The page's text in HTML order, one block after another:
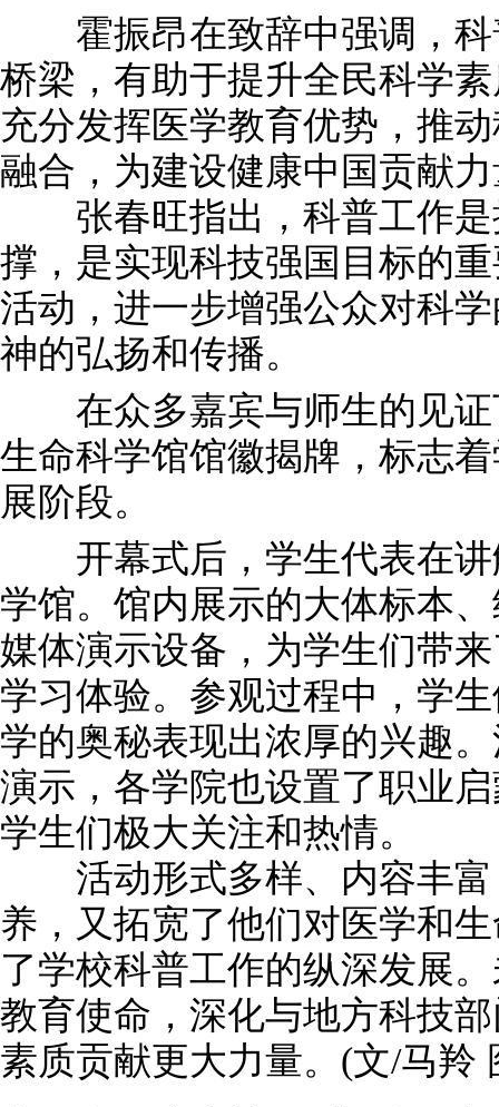
霍振昂在致辞中强调，科
桥梁，有助于提升全民科学
充分发挥医学教育优势，推
融合，为建设健康中国贡献
张春旺指出，科普工作是
撑，是实现科技强国目标的
活动，进一步增强公众对科
神的弘扬和传播。
在众多嘉宾与师生的见证
生命科学馆馆徽揭牌，标志
展阶段。
开幕式后，学生代表在讲
学馆。馆内展示的大体标本
媒体演示设备，为学生们带
学习体验。参观过程中，学
学的奥秘表现出浓厚的兴趣
演示，各学院也设置了职业
学生们极大关注和热情。
活动形式多样、内容丰富
养，又拓宽了他们对医学和
了学校科普工作的纵深发展
教育使命，深化与地方科技
素质贡献更大力量。(文/马羚